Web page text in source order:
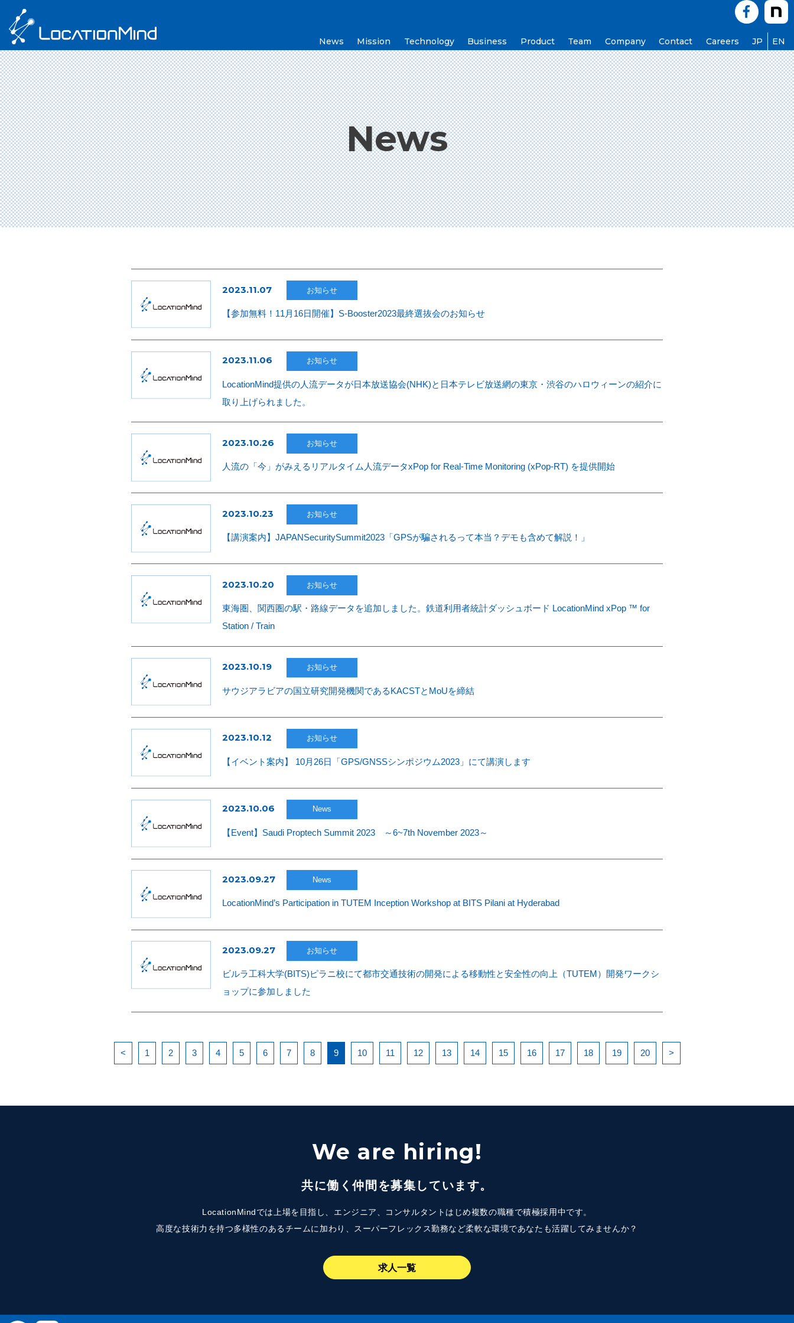
News Mission Technology Business Product Team Company Contact Careers JP EN
News
2023.11.07 お知らせ
【参加無料！11月16日開催】S-Booster2023最終選抜会のお知らせ
2023.11.06 お知らせ
LocationMind提供の人流データが日本放送協会(NHK)と日本テレビ放送網の東京・渋谷のハロウィーンの紹介に
取り上げられました。
2023.10.26 お知らせ
人流の「今」がみえるリアルタイム人流データxPop for Real-Time Monitoring (xPop-RT) を提供開始
2023.10.23 お知らせ
【講演案内】JAPANSecuritySummit2023「GPSが騙されるって本当？デモも含めて解説！」
2023.10.20 お知らせ
東海圏、関西圏の駅・路線データを追加しました。鉄道利用者統計ダッシュボード LocationMind xPop ™ for
Station / Train
2023.10.19 お知らせ
サウジアラビアの国立研究開発機関であるKACSTとMoUを締結
2023.10.12 お知らせ
【イベント案内】 10月26日「GPS/GNSSシンポジウム2023」にて講演します
2023.10.06 News
【Event】Saudi Proptech Summit 2023 ～6~7th November 2023～
2023.09.27 News
LocationMind’s Participation in TUTEM Inception Workshop at BITS Pilani at Hyderabad
2023.09.27 お知らせ
ビルラ工科大学(BITS)ピラニ校にて都市交通技術の開発による移動性と安全性の向上（TUTEM）開発ワークシ
ョップに参加しました
< 1 2 3 4 5 6 7 8 9 10 11 12 13 14 15 16 17 18 19 20 >
We are hiring!
共に働く仲間を募集しています。
LocationMindでは上場を目指し、エンジニア、コンサルタントはじめ複数の職種で積極採用中です。
高度な技術力を持つ多様性のあるチームに加わり、スーパーフレックス勤務など柔軟な環境であなたも活躍してみませんか？
求人一覧